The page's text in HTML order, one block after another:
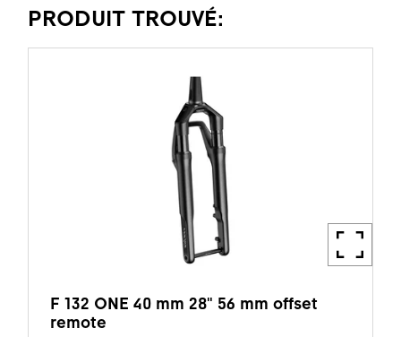
FR
PRODUIT TROUVÉ:
F 132 ONE 40 mm 28" 56 mm offset
remote